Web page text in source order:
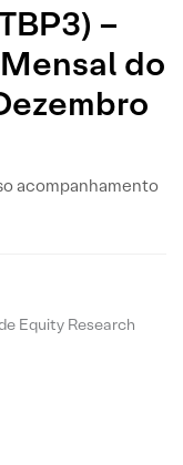
–
do
acompanhamento
Equity Research